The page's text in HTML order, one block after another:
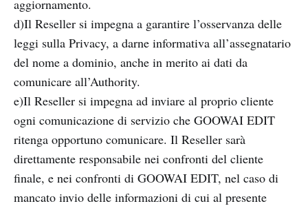
aggiornamento.
d)Il Reseller si impegna a garantire l’osservanza delle
leggi sulla Privacy, a darne informativa all’assegnatario
del nome a dominio, anche in merito ai dati da
comunicare all’Authority.
e)Il Reseller si impegna ad inviare al proprio cliente
ogni comunicazione di servizio che GOOWAI EDIT
ritenga opportuno comunicare. Il Reseller sarà
direttamente responsabile nei confronti del cliente
finale, e nei confronti di GOOWAI EDIT, nel caso di
mancato invio delle informazioni di cui al presente